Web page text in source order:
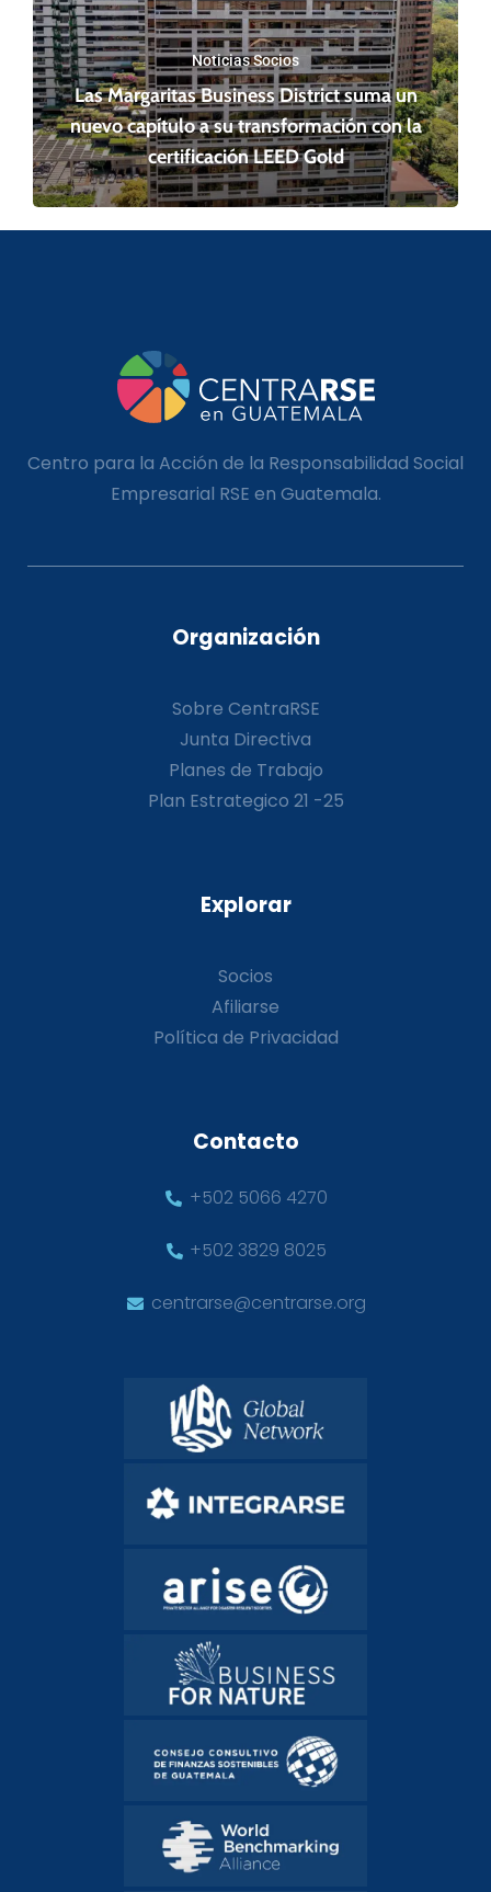
Noticias Socios
Las Margaritas Business District suma un
nuevo capítulo a su transformación con la
certificación LEED Gold
Centro para la Acción de la Responsabilidad Social
Empresarial RSE en Guatemala.
Organización
Sobre CentraRSE
Junta Directiva
Planes de Trabajo
Plan Estrategico 21 -25
Explorar
Socios
Afiliarse
Política de Privacidad
Contacto
+502 5066 4270
+502 3829 8025
centrarse@centrarse.org